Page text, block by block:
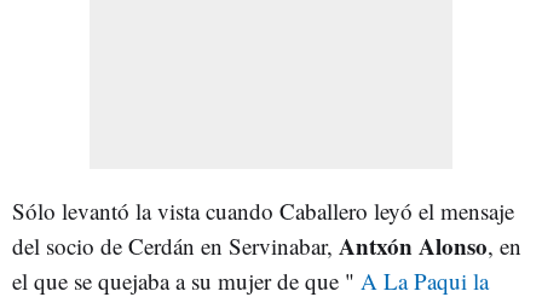
Sólo levantó la vista cuando Caballero leyó el mensaje
del socio de Cerdán en Servinabar, Antxón Alonso, en
el que se quejaba a su mujer de que " A La Paqui la